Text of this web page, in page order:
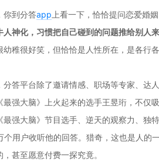
你到分答app 上看一下，恰恰提问恋爱婚
人神化，习惯把自己碰到的问题推给别人
幼稚很好笑，但恰恰是人性所在，是各行各
分答平台除了邀请情感、职场等专家、达
最强大脑》上火起来的选手王昱珩，不仅
最强大脑》节目选手、逆天的观察力、独
个用户收听他的回答。猎奇，这也是人的
，甚至愿意付费一探究竟。